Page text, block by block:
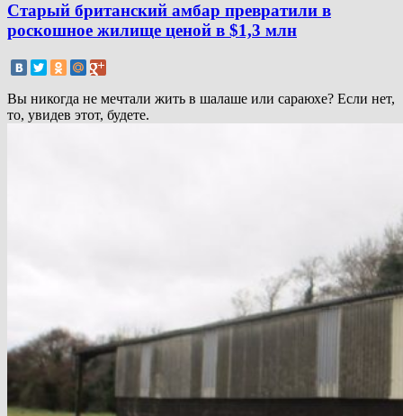
Старый британский амбар превратили в
роскошное жилище ценой в $1,3 млн
Вы никогда не мечтали жить в шалаше или сараюхе? Если нет,
то, увидев этот, будете.